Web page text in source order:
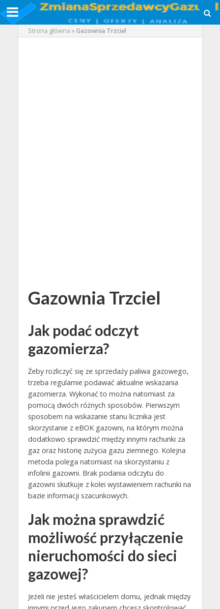
Strona główna »Gazownia Trzciel
Gazownia Trzciel
Jak podać odczyt
gazomierza?
Żeby rozliczyć się ze sprzedaży paliwa gazowego,
trzeba regularnie podawać aktualne wskazania
gazomierza. Wykonać to można natomiast za
pomocą dwóch różnych sposobów. Pierwszym
sposobem na wskazanie stanu licznika jest
skorzystanie z eBOK gazowni, na którym można
dodatkowo sprawdzić między innymi rachunki za
gaz oraz historię zużycia gazu ziemnego. Kolejna
metoda polega natomiast na skorzystaniu z
infolinii gazowni. Brak podania odczytu do
gazowni skutkuje z kolei wystawieniem rachunki na
bazie informacji szacunkowych.
Jak można sprawdzić
możliwość przyłączenie
nieruchomości do sieci
gazowej?
Jeżeli nie jesteś właścicielem domu, jednak między